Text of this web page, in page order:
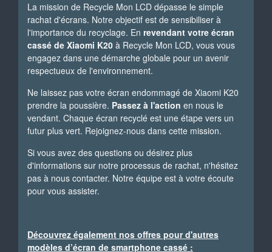
La mission de Recycle Mon LCD dépasse le simple
rachat d'écrans. Notre objectif est de sensibiliser à
l'importance du recyclage. En revendant votre écran
cassé de Xiaomi K20 à Recycle Mon LCD, vous vous
engagez dans une démarche globale pour un avenir
respectueux de l'environnement.
Ne laissez pas votre écran endommagé de Xiaomi K20
prendre la poussière. Passez à l'action en nous le
vendant. Chaque écran recyclé est une étape vers un
futur plus vert. Rejoignez-nous dans cette mission.
Si vous avez des questions ou désirez plus
d'informations sur notre processus de rachat, n'hésitez
pas à nous contacter. Notre équipe est à votre écoute
pour vous assister.
Découvrez également nos offres pour d'autres
modèles d’écran de smartphone cassé :